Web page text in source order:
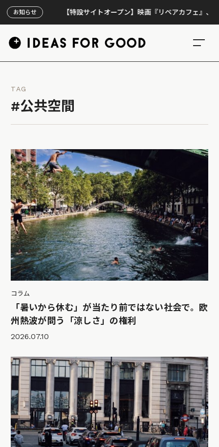
お知らせ【特設サイトオープン】映画『リペアカフェ』、上映300
TAG
#公共空間
コラム
「暑いから休む」が当たり前ではない社会で。欧
州熱波が問う「涼しさ」の権利
2026.07.10